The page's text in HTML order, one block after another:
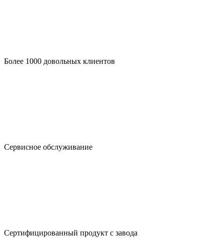
Более 1000 довольных клиентов
Сервисное обслуживание
Сертифицированный продукт с завода